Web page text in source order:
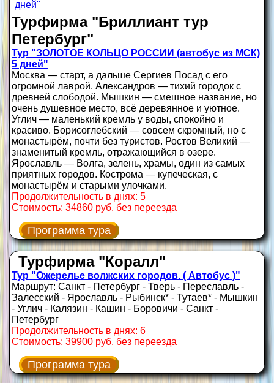
Турфирма "Бриллиант тур
Петербург"
Тур "ЗОЛОТОЕ КОЛЬЦО РОССИИ (автобус из МСК)
5 дней"
Москва — старт, а дальше Сергиев Посад с его
огромной лаврой. Александров — тихий городок с
древней слободой. Мышкин — смешное название, но
очень душевное место, всё деревянное и уютное.
Углич — маленький кремль у воды, спокойно и
красиво. Борисоглебский — совсем скромный, но с
монастырём, почти без туристов. Ростов Великий —
знаменитый кремль, отражающийся в озере.
Ярославль — Волга, зелень, храмы, один из самых
приятных городов. Кострома — купеческая, с
монастырём и старыми улочками.
Продолжительность в днях: 5
Стоимость: 34860 руб. без переезда
Программа тура
Турфирма "Коралл"
Тур "Ожерелье волжских городов. ( Автобус )"
Маршрут: Санкт - Петербург - Тверь - Переславль -
Залесский - Ярославль - Рыбинск* - Тутаев* - Мышкин
- Углич - Калязин - Кашин - Боровичи - Санкт -
Петербург
Продолжительность в днях: 6
Стоимость: 39900 руб. без переезда
Программа тура